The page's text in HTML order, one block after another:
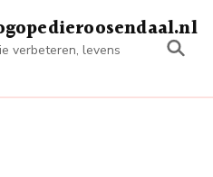
verbeteren, levens